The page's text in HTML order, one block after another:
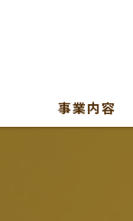
事業内容